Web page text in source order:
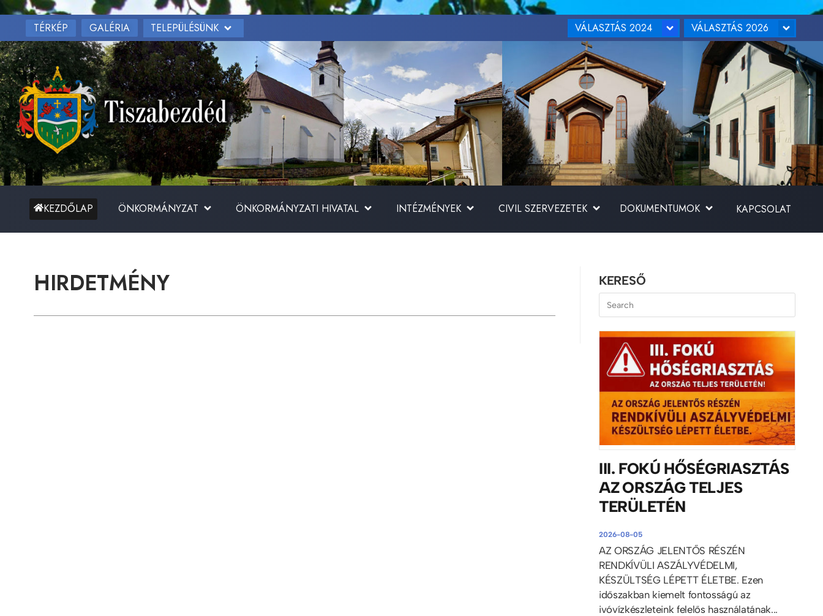
TÉRKÉP GALÉRIA TELEPÜLÉSÜNK VÁLASZTÁS 2024 VÁLASZTÁS 2026
KEZDŐLAP ÖNKORMÁNYZAT ÖNKORMÁNYZATI HIVATAL INTÉZMÉNYEK CIVIL SZERVEZETEK DOKUMENTUMOK KAPCSOLAT
HIRDETMÉNY KERESŐ
III. FOKÚ HŐSÉGRIASZTÁS
AZ ORSZÁG TELJES
TERÜLETÉN
2026-08-05
AZ ORSZÁG JELENTŐS RÉSZÉN
RENDKÍVÜLI ASZÁLYVÉDELMI,
KÉSZÜLTSÉG LÉPETT ÉLETBE. Ezen
időszakban kiemelt fontosságú az
ivóvízkészleteink felelős használatának...